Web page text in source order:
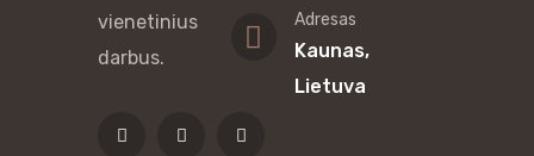
vienetinius
darbus.
Adresas
Kaunas,
Lietuva